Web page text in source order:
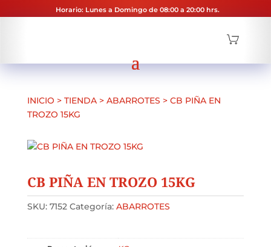
Horario: Lunes a Domingo de 08:00 a 20:00 hrs.
INICIO > TIENDA> ABARROTES > CB PIÑA EN
TROZO 15KG
CB PIÑA EN TROZO 15KG
SKU: 7152 Categoría: ABARROTES